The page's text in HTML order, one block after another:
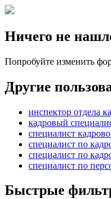
Ничего не
Попробуйте изменить
Другие
инспектор отдела
кадровый
специалист
специалист по
специалист по
специалист по
Быстрые